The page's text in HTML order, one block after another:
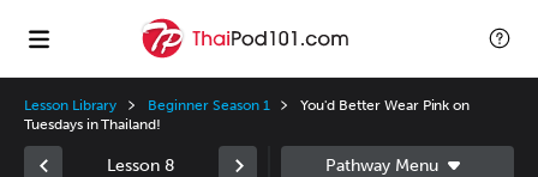
Lesson Library Beginner Season 1
You'd Better Wear Pink on
Tuesdays in Thailand!
Lesson 8